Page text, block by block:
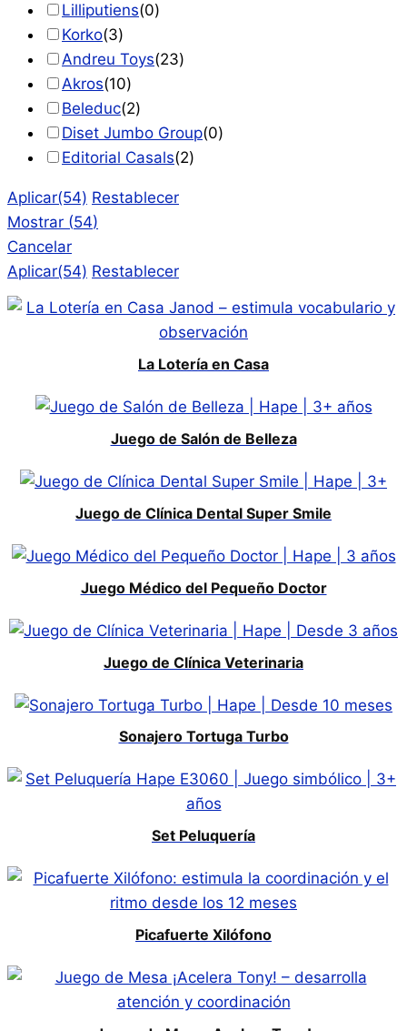
Lilliputiens(0)
Korko(3)
Andreu Toys(23)
Akros(10)
Beleduc(2)
Diset Jumbo Group(0)
Editorial Casals(2)
Aplicar(54) Restablecer
Mostrar (54)
Cancelar
Aplicar(54) Restablecer
La Lotería en Casa
Juego de Salón de Belleza
Juego de Clínica Dental Super Smile
Juego Médico del Pequeño Doctor
Juego de Clínica Veterinaria
Sonajero Tortuga Turbo
Set Peluquería
Picafuerte Xilófono